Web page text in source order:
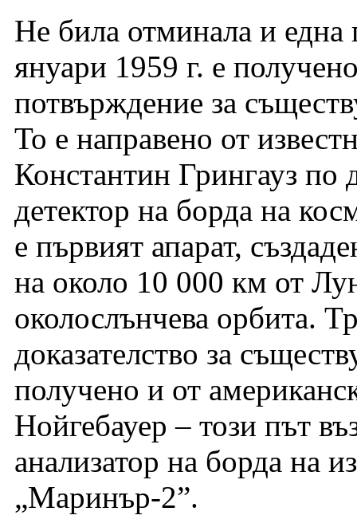
Не била отминала и една
януари 1959 г. е
потвърждение за
То е направено от
Константин Грингауз по
детектор на борда на
е първият апарат,
на около 10 000 км от
околослънчева орбита.
доказателство за
получено и от
Нойгебауер – този път
анализатор на борда на
„Маринър-2”.